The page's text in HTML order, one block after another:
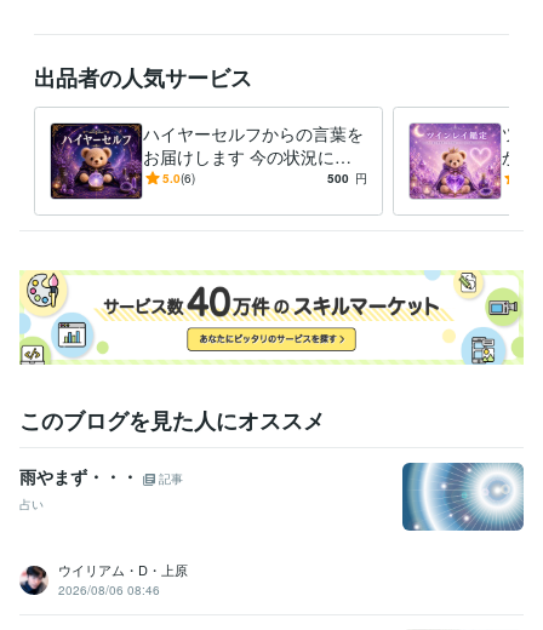
出品者の人気サービス
ハイヤーセルフからの言葉を
お届けします 今の状況にそ
っと寄り添うメッセージです
5.0(6) 500 円
ツイ
かに
揺れ
このブログを見た人にオススメ
雨やまず・・・
記事
占い
ウイリアム・D・上原
2026/08/06 08:46